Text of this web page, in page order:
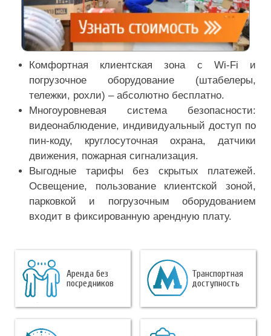
Комфортная клиентская зона с Wi-Fi и
погрузочное оборудование (штабелеры,
тележки, рохли) – абсолютно бесплатно.
Многоуровневая система безопасности:
видеонаблюдение, индивидуальный доступ по
пин-коду, круглосуточная охрана, датчики
движения, пожарная сигнализация.
Выгодные тарифы без скрытых платежей.
Освещение, пользование клиентской зоной,
парковкой и погрузочным оборудованием
входит в фиксированную арендную плату.
Аренда без
посредников
Транспортная
доступность